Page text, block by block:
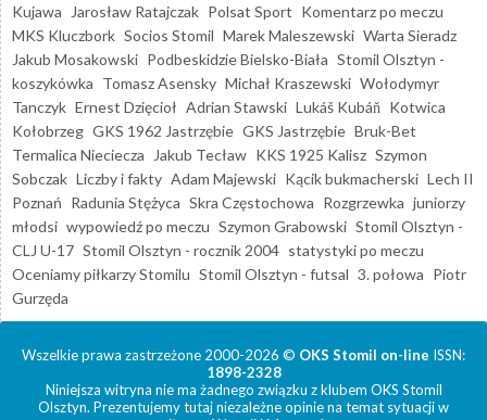
Kujawa
Jarosław Ratajczak Polsat Sport Komentarz po meczu
MKS Kluczbork Socios Stomil Marek Maleszewski Warta Sieradz
Jakub Mosakowski Podbeskidzie Bielsko-Biała Stomil Olsztyn -
koszykówka Tomasz Asensky Michał Kraszewski Wołodymyr
Tanczyk Ernest Dzięcioł Adrian Stawski Lukáš Kubáň Kotwica
Kołobrzeg GKS 1962 Jastrzębie GKS Jastrzębie Bruk-Bet
Termalica Nieciecza
Jakub Tecław KKS 1925 Kalisz Szymon
Sobczak Liczby i fakty Adam Majewski Kącik bukmacherski Lech II
Poznań Radunia Stężyca Skra Częstochowa Rozgrzewka juniorzy
młodsi wypowiedź po meczu Szymon Grabowski Stomil Olsztyn -
CLJ U-17 Stomil Olsztyn - rocznik 2004 statystyki po meczu
Oceniamy piłkarzy Stomilu Stomil Olsztyn - futsal 3. połowa Piotr
Gurzęda
Wszelkie prawa zastrzeżone 2000-2026 © OKS Stomil on-line ISSN:
1898-2328
Niniejsza witryna nie ma żadnego związku z klubem OKS Stomil
Olsztyn. Prezentujemy tutaj niezależne opinie na temat sytuacji w